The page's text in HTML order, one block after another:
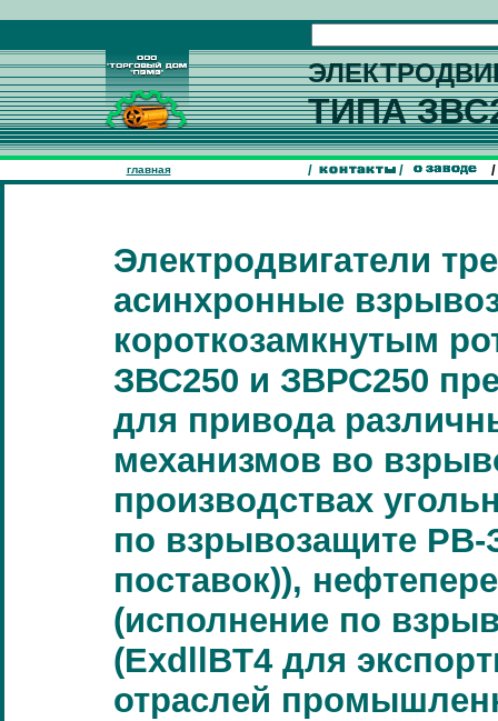
ТИПА
главная / / /
Электродвигатели
асинхронные
короткозамкнутым
ЗВС250 и ЗВРС250
для привода
механизмов во
производствах
по взрывозащите
поставок)),
(исполнение по
(ExdllBT4 для
отраслей